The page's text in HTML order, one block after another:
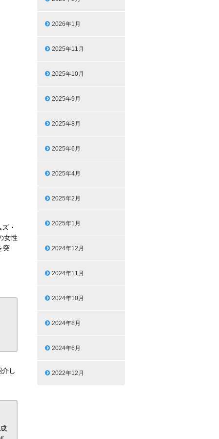
・
女性
突
し
2026年1月
2025年11月
2025年10月
2025年9月
2025年8月
2025年6月
2025年4月
2025年2月
2025年1月
2024年12月
2024年11月
2024年10月
2024年8月
2024年6月
2022年12月